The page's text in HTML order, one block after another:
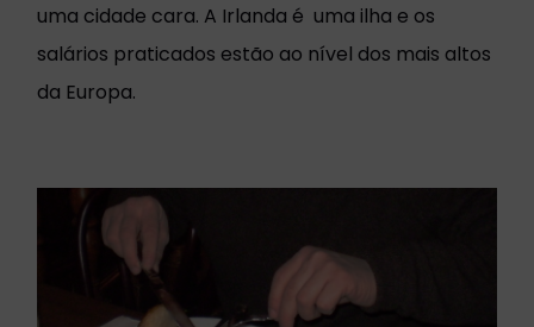
uma cidade cara. A Irlanda é uma ilha e os
salários praticados estão ao nível dos mais altos
da Europa.